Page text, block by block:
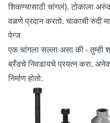
शिकण्यासाठी चांगलं). टोकाला
वळणे प्रदान करतो. चाकाची रुंदी
पेग्ज
एक चांगला सल्ला असा की - तुम्ही
ब्रँडचे निवडायचे प्रयत्न करा.
निर्माण होतो.